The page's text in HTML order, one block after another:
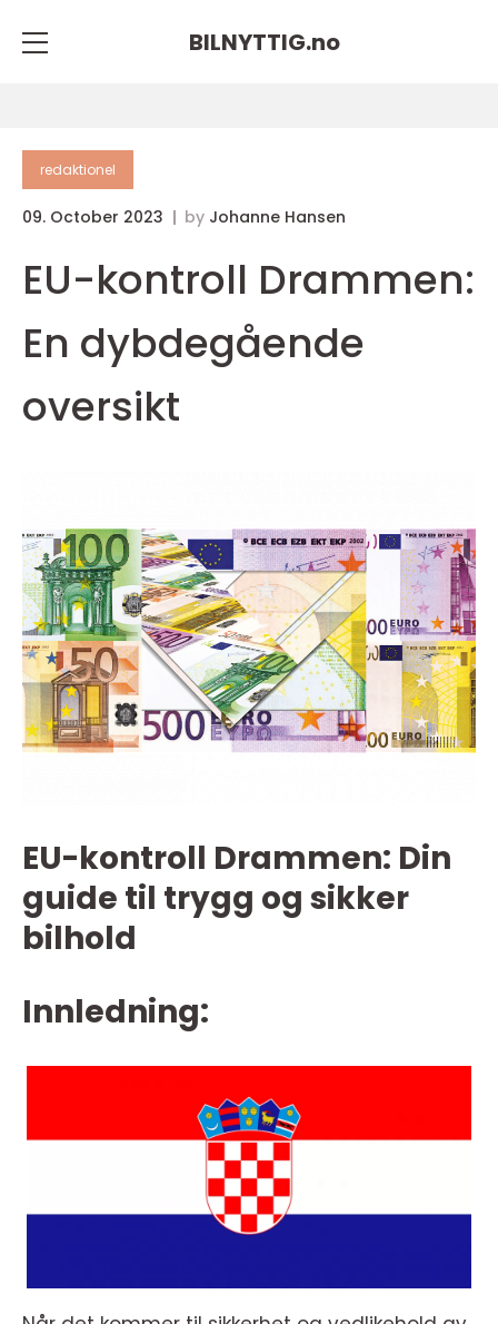
BILNYTTIG.no
redaktionel
09. October 2023 by Johanne Hansen
EU-kontroll Drammen:
En dybdegående
oversikt
EU-kontroll Drammen: Din
guide til trygg og sikker
bilhold
Innledning: